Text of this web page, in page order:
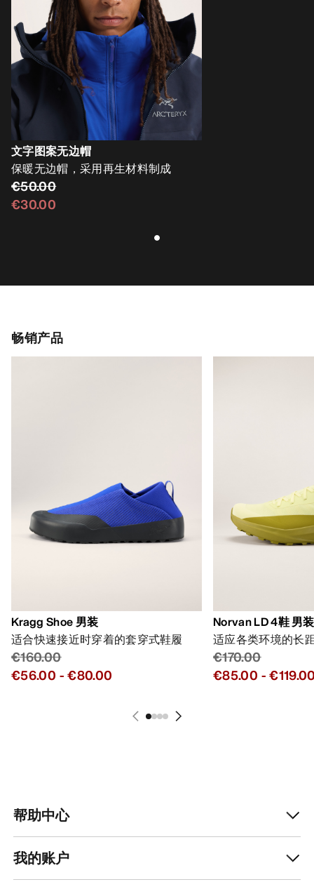
文字图案无边帽
保暖无边帽，采用再生材料制成
€50.00
€30.00
畅销产品
Kragg Shoe 男装
适合快速接近时穿着的套穿式鞋履
€160.00
€56.00 -€80.00
Norvan LD 4鞋 男装
适应各类环境的长
€170.00
€85.00 -
帮助中心
我的账户